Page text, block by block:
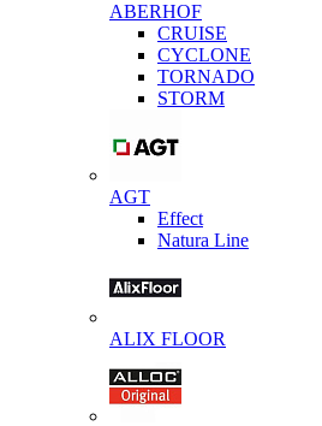
ABERHOF
CRUISE
CYCLONE
TORNADO
STORM
AGT
Effect
Natura Line
ALIX FLOOR